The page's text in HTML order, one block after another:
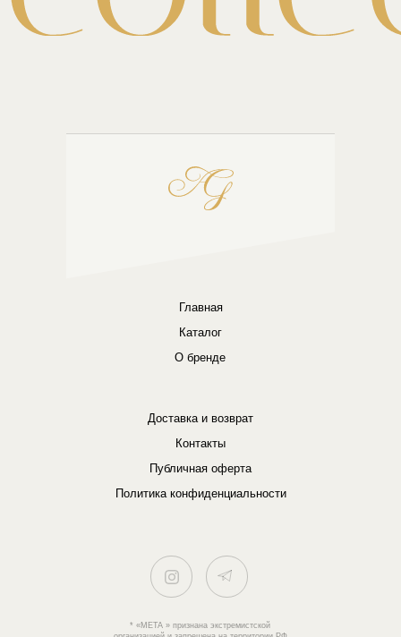
Каталог
О бренде
Доставка и возврат
Контакты
Публичная оферта
Политика конфиденциальности
* «META » признана экстремистской
Главная